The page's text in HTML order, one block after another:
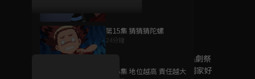
第15集 猜猜猜陀螺
24分鐘
第16集 地位越高 責任越大
好康資訊
7/21-8/20，盛夏追劇祭
升級VIP最優惠！獨家好